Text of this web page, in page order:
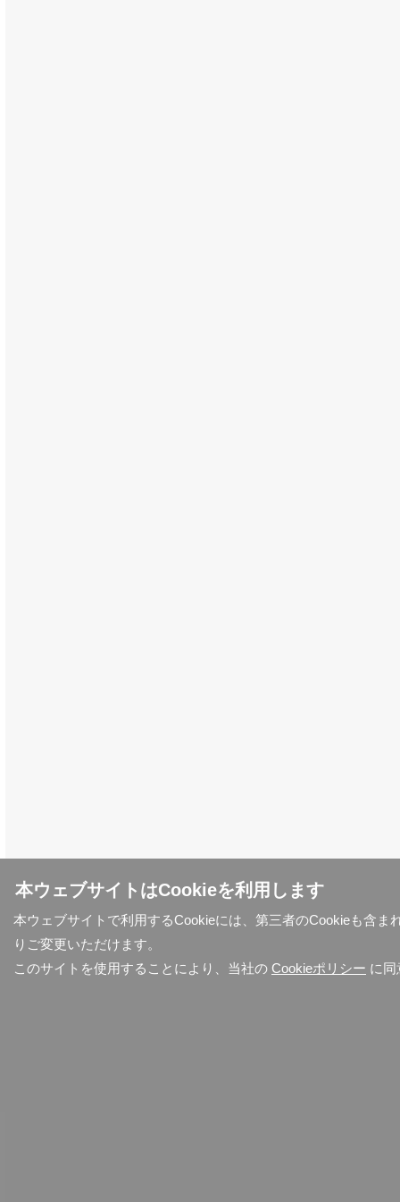
本ウェブサイトはCookieを利用します
本ウェブサイトで利用するCookieには、第三者のCookieも含
りご変更いただけます。
このサイトを使用することにより、当社の Cookieポリシー に